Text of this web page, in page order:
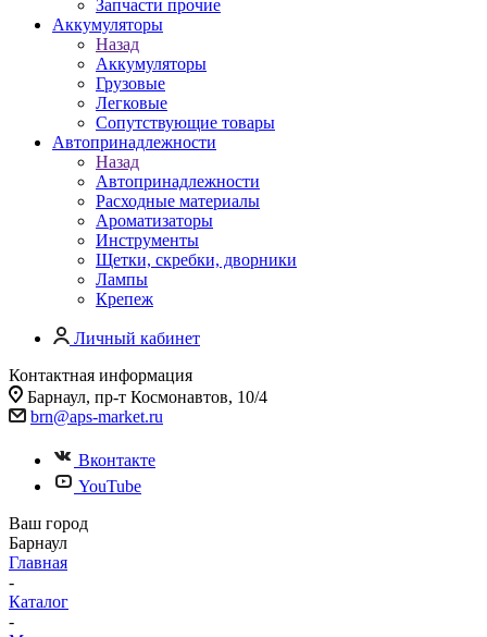
Запчасти прочие
Аккумуляторы
Назад
Аккумуляторы
Грузовые
Легковые
Сопутствующие товары
Автопринадлежности
Назад
Автопринадлежности
Расходные материалы
Ароматизаторы
Инструменты
Щетки, скребки, дворники
Лампы
Крепеж
Личный кабинет
Контактная информация
Барнаул, пр-т Космонавтов, 10/4
brn@aps-market.ru
Вконтакте
YouTube
Ваш город
Барнаул
Главная
-
Каталог
-